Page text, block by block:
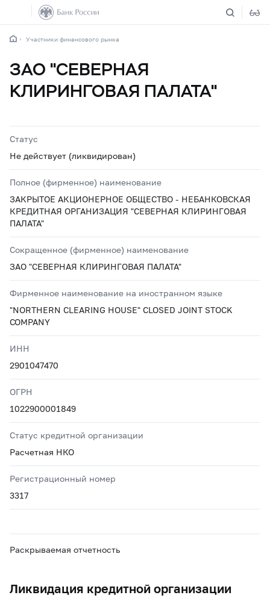
Участники финансового рынка
ЗАО "СЕВЕРНАЯ
КЛИРИНГОВАЯ ПАЛАТА"
Статус
Не действует (ликвидирован)
Полное (фирменное) наименование
ЗАКРЫТОЕ АКЦИОНЕРНОЕ ОБЩЕСТВО - НЕБАНКОВСКАЯ
КРЕДИТНАЯ ОРГАНИЗАЦИЯ "СЕВЕРНАЯ КЛИРИНГОВАЯ
ПАЛАТА"
Сокращенное (фирменное) наименование
ЗАО "СЕВЕРНАЯ КЛИРИНГОВАЯ ПАЛАТА"
Фирменное наименование на иностранном языке
"NORTHERN CLEARING HOUSE" CLOSED JOINT STOCK
COMPANY
ИНН
2901047470
ОГРН
1022900001849
Статус кредитной организации
Расчетная НКО
Регистрационный номер
3317
Раскрываемая отчетность
Ликвидация кредитной организации